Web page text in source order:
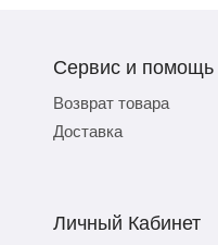
Сервис и помощь
Возврат товара
Доставка
Личный Кабинет